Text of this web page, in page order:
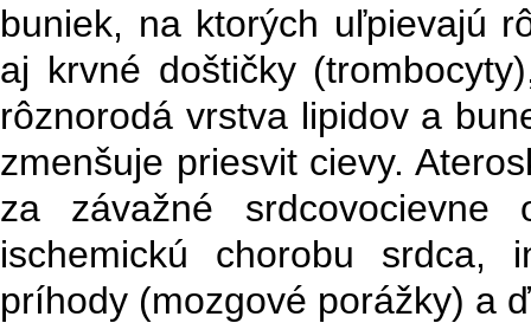
buniek, na ktorých uľpievajú
aj krvné doštičky
rôznorodá vrstva lipidov a
zmenšuje priesvit cievy.
za závažné srdcovocievne
ischemickú chorobu srdca,
príhody (mozgové porážky) a